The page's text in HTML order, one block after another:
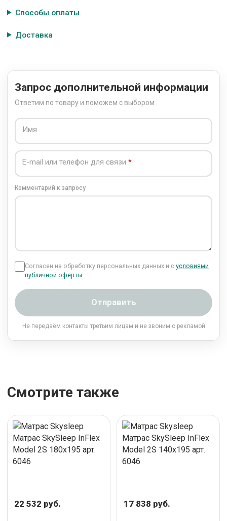
Способы оплаты
Доставка
Запрос дополнительной информации
Ответим по товару и поможем с выбором
Имя
E-mail или телефон для связи
Комментарий к запросу
Согласен на обработку персональных данных и с условиями
публичной оферты
Отправить
Не передаём контакты третьим лицам и не звоним с рекламой
Смотрите также
22 532 руб. 17 838 руб.